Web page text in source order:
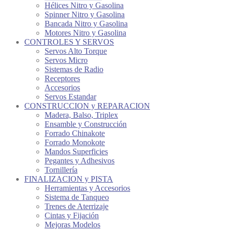
Hélices Nitro y Gasolina
Spinner Nitro y Gasolina
Bancada Nitro y Gasolina
Motores Nitro y Gasolina
CONTROLES Y SERVOS
Servos Alto Torque
Servos Micro
Sistemas de Radio
Receptores
Accesorios
Servos Estandar
CONSTRUCCION y REPARACION
Madera, Balso, Triplex
Ensamble y Construcción
Forrado Chinakote
Forrado Monokote
Mandos Superficies
Pegantes y Adhesivos
Tornillería
FINALIZACION y PISTA
Herramientas y Accesorios
Sistema de Tanqueo
Trenes de Aterrizaje
Cintas y Fijación
Mejoras Modelos